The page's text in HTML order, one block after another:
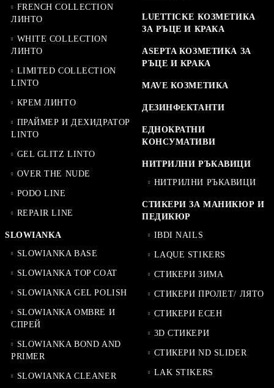
FRENCH COLLECTION
ЛИНТО
WHITE COLLECTION
ЛИНТО
LIMITED COLLECTION
LINTO
КРЕМ ЛИНТО
ПРАЙМЕР И ДЕХИДРАТОР
LINTO
GEL GLITZ LINTO
OVER THE NUDE
PODO LINE
REPAIR LINE
SLOWIANKA
SLOWIANKA BASE
SLOWIANKA TOP COAT
SLOWIANKA GEL POLISH
SLOWIANKA OMBRE И
СПРЕЙ
SLOWIANKA BOND AND
PRIMER
SLOWIANKA CLEANER
LUETTICKE КОЗМЕТИКА
ЗА РЪЦЕ И КРАКА
ASEPTA КОЗМЕТИКА ЗА
РЪЦЕ И КРАКА
MAVE КОЗМЕТИКА
ДЕЗИНФЕКТАНТИ
ЕДНОКРАТНИ
КОНСУМАТИВИ
НИТРИЛНИ РЪКАВИЦИ
НИТРИЛНИ РЪКАВИЦИ
СТИКЕРИ ЗА МАНИКЮР И
ПЕДИКЮР
IBDI NAILS
LAQUE STIKERS
СТИКЕРИ ЗИМА
СТИКЕРИ ПРОЛЕТ/ ЛЯТО
СТИКЕРИ ЕСЕН
3D СТИКЕРИ
СТИКЕРИ ND SLIDER
LAK STIKERS